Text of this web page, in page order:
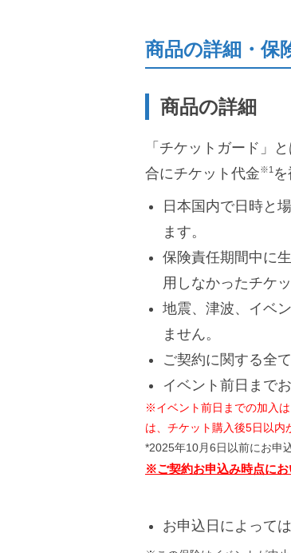
商品の詳細・保
商品の詳細
「チケットガード」
合にチケット代金※1
日本国内で日時と
ます。
保険責任期間中に
用しなかったチケ
地震、津波、イベ
ません。
ご契約に関する全
イベント前日まで
※イベント前日までの加入
は、チケット購入後5日以内
*2025年10月6日以前にお申
※ご契約お申込み時点にお
お申込日によって